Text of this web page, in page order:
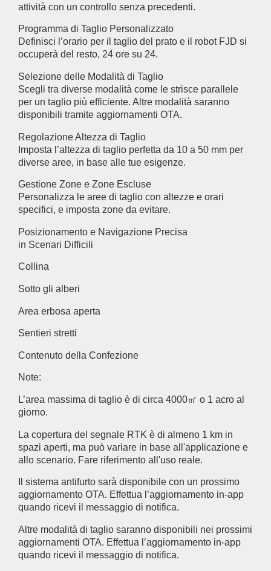
attività con un controllo senza precedenti.
Programma di Taglio Personalizzato
Definisci l’orario per il taglio del prato e il robot FJD si
occuperà del resto, 24 ore su 24.
Selezione delle Modalità di Taglio
Scegli tra diverse modalità come le strisce parallele
per un taglio più efficiente. Altre modalità saranno
disponibili tramite aggiornamenti OTA.
Regolazione Altezza di Taglio
Imposta l’altezza di taglio perfetta da 10 a 50 mm per
diverse aree, in base alle tue esigenze.
Gestione Zone e Zone Escluse
Personalizza le aree di taglio con altezze e orari
specifici, e imposta zone da evitare.
Posizionamento e Navigazione Precisa
in Scenari Difficili
Collina
Sotto gli alberi
Area erbosa aperta
Sentieri stretti
Contenuto della Confezione
Note:
L’area massima di taglio è di circa 4000㎡ o 1 acro al
giorno.
La copertura del segnale RTK è di almeno 1 km in
spazi aperti, ma può variare in base all'applicazione e
allo scenario. Fare riferimento all'uso reale.
Il sistema antifurto sarà disponibile con un prossimo
aggiornamento OTA. Effettua l’aggiornamento in-app
quando ricevi il messaggio di notifica.
Altre modalità di taglio saranno disponibili nei prossimi
aggiornamenti OTA. Effettua l’aggiornamento in-app
quando ricevi il messaggio di notifica.